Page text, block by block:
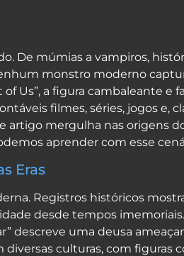
De múmias a vampiros,
monstro moderno
of Us”, a figura cambaleante e
filmes, séries, jogos e,
mergulha nas origens
aprender com esse
Eras
Registros históricos
desde tempos
descreve uma deusa
diversas culturas, com figuras